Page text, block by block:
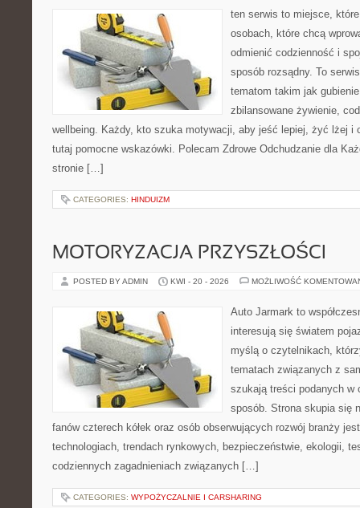
ten serwis to miejsce,
osobach, które chcą
odmienić codzienność i
sposób rozsądny. To
tematom takim jak
zbilansowane żywienie,
wellbeing. Każdy, kto szuka motywacji, aby jeść lepiej, żyć lżej i
tutaj pomocne wskazówki. Polecam Zdrowe Odchudzanie dla
stronie […]
CATEGORIES: HINDUIZM
MOTORYZACJA PRZYSZŁOŚCI
POSTED BY ADMIN KWI - 20 - 2026 MOŻLIWOŚĆ
Auto Jarmark to
interesują się światem
myślą o czytelnikach,
tematach związanych z
szukają treści podanych w
sposób. Strona skupia się
fanów czterech kółek oraz osób obserwujących rozwój branży
technologiach, trendach rynkowych, bezpieczeństwie, ekologii,
codziennych zagadnieniach związanych […]
CATEGORIES: WYPOŻYCZALNIE I CARSHARING